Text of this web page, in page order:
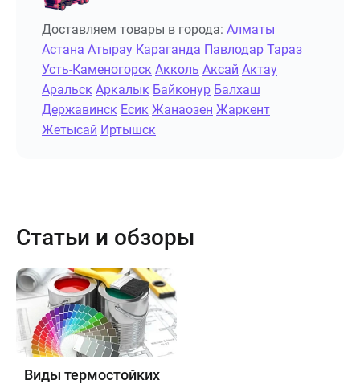
Доставляем товары в города: Алматы
Астана Атырау Караганда Павлодар Тараз
Усть-Каменогорск Акколь Аксай Актау
Аральск Аркалык Байконур Балхаш
Державинск Есик Жанаозен Жаркент
Жетысай Иртышск
Статьи и обзоры
Виды термостойких